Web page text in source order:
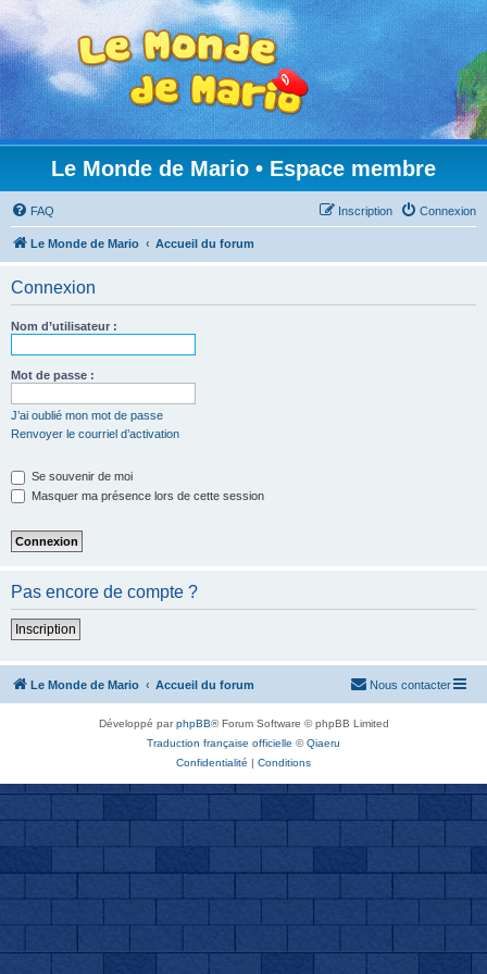
Le Monde de Mario • Espace membre
FAQ Connexion
Inscription
Le Monde de Mario Accueil du forum
Connexion
Nom d’utilisateur :
Mot de passe :
J’ai oublié mon mot de passe
Renvoyer le courriel d’activation
Se souvenir de moi
Masquer ma présence lors de cette session
Pas encore de compte ?
Inscription
Le Monde de Mario Accueil du forum Nous contacter
Développé parphpBB® Forum Software © phpBB Limited
Traduction française officielle ©Qiaeru
Confidentialité | Conditions